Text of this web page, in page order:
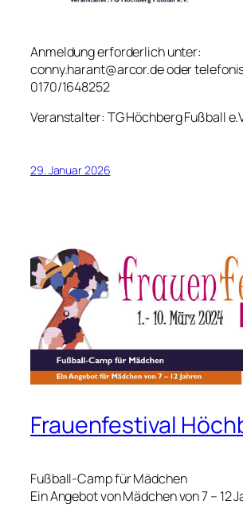
Anmeldung erforderlich unter:
conny.harant@arcor.de oder
0170/1648252
Veranstalter: TG Höchberg Fußball
29. Januar 2026
Frauenfestival
Fußball-Camp für Mädchen
Ein Angebot von Mädchen von 7 – 12